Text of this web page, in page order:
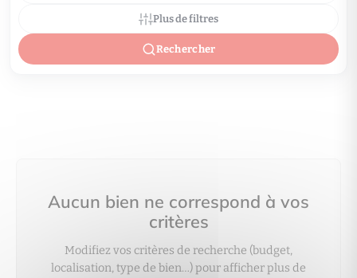
Plus de filtres
Rechercher
Aucun bien ne correspond à vos
critères
Modifiez vos critères de recherche (budget,
localisation, type de bien…) pour afficher plus de